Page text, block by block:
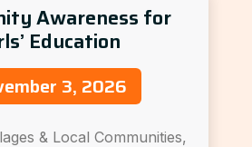
Awareness for
Education
3, 2026
& Local Communities,